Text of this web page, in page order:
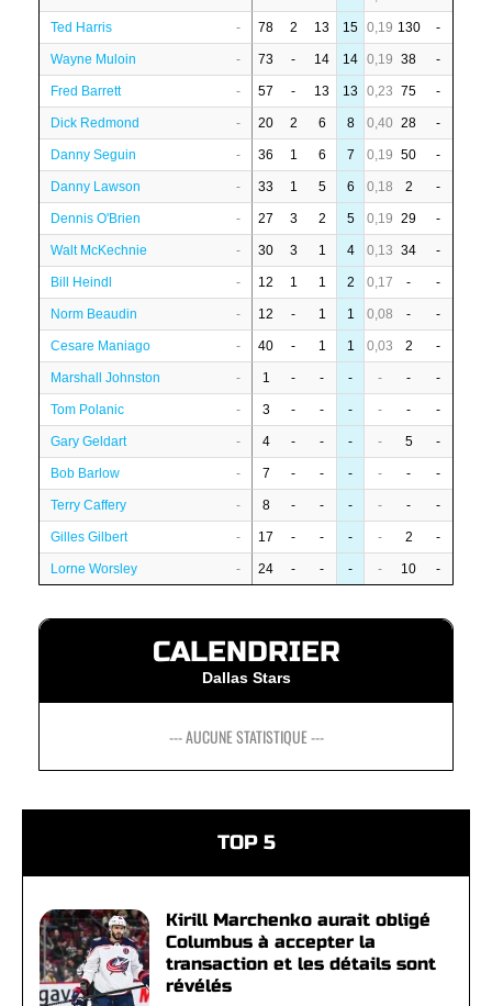
Ted Harris - 78 2 13 15 0,19 130 -
Wayne Muloin - 73 - 14 14 0,19 38 -
Fred Barrett - 57 - 13 13 0,23 75 -
Dick Redmond - 20 2 6 8 0,40 28 -
Danny Seguin - 36 1 6 7 0,19 50 -
Danny Lawson - 33 1 5 6 0,18 2 -
Dennis O'Brien - 27 3 2 5 0,19 29 -
Walt McKechnie - 30 3 1 4 0,13 34 -
Bill Heindl - 12 1 1 2 0,17 - -
Norm Beaudin - 12 - 1 1 0,08 - -
Cesare Maniago - 40 - 1 1 0,03 2 -
Marshall Johnston - 1 - - - - - -
Tom Polanic - 3 - - - - - -
Gary Geldart - 4 - - - - 5 -
Bob Barlow - 7 - - - - - -
Terry Caffery - 8 - - - - - -
Gilles Gilbert - 17 - - - - 2 -
Lorne Worsley - 24 - - - - 10 -
CALENDRIER
Dallas Stars
--- AUCUNE STATISTIQUE ---
TOP 5
Kirill Marchenko aurait obligé
Columbus à accepter la
transaction et les détails sont
révélés